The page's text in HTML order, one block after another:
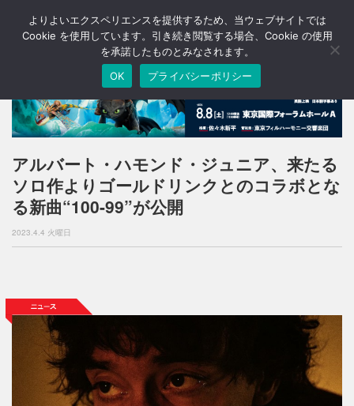
T
o
n
a
v
i
g
a
n
アルバート・ハモンド・ジュニア、来たる
ソロ作よりゴールドリンクとのコラボとな
る新曲“100-99”が公開
2023.4.4 火曜日
よりよいエクスペリエンスを提供するため、当ウェブサイトでは
Cookie を使用しています。引き続き閲覧する場合、Cookie の使用
を承諾したものとみなされます。
OK
プライバシーポリシー